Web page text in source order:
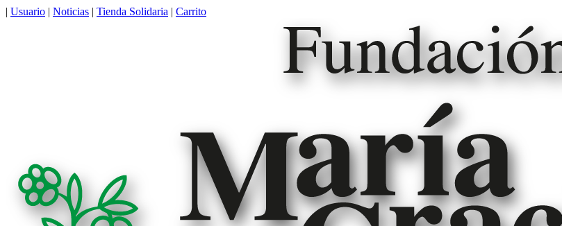
| Usuario | Noticias | Tienda Solidaria | Carrito